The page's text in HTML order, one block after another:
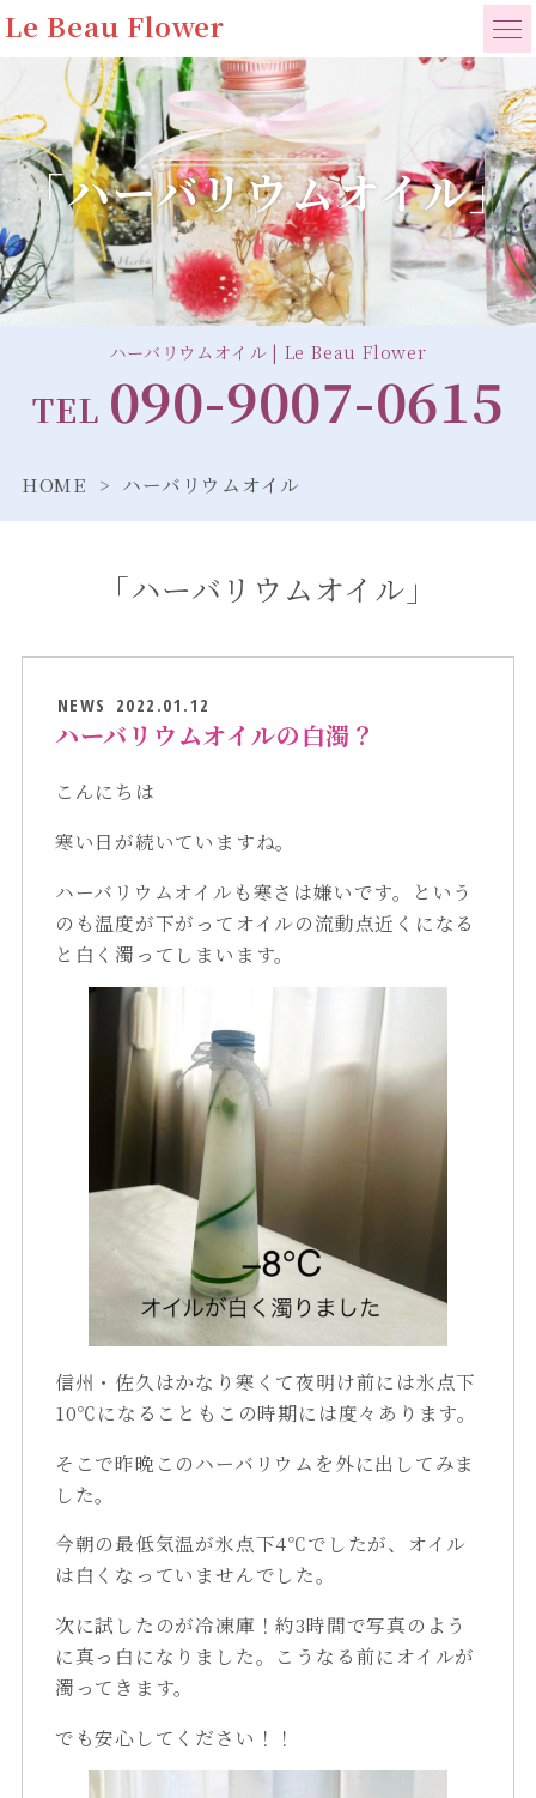
Le Beau Flower
「ハーバリウムオイル」
ハーバリウムオイル | Le Beau Flower
TEL 090-9007-0615
HOME ハーバリウムオイル
「ハーバリウムオイル」
NEWS 2022.01.12
ハーバリウムオイルの白濁？
こんにちは
寒い日が続いていますね。
ハーバリウムオイルも寒さは嫌いです。という
のも温度が下がってオイルの流動点近くになる
と白く濁ってしまいます。
信州・佐久はかなり寒くて夜明け前には氷点下
10℃になることもこの時期には度々あります。
そこで昨晩このハーバリウムを外に出してみま
した。
今朝の最低気温が氷点下4℃でしたが、オイル
は白くなっていませんでした。
次に試したのが冷凍庫！約3時間で写真のよう
に真っ白になりました。こうなる前にオイルが
濁ってきます。
でも安心してください！！